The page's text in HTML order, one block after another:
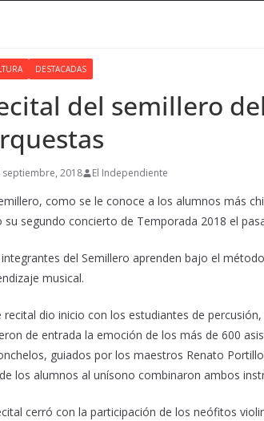
DESTACADAS
del semillero
septiembre, 2018 El Independiente
como se le conoce a los alumnos más
su segundo concierto de Temporada 2018 el
del Semillero aprenden bajo el
musical.
recital dio inicio con los estudiantes de
de entrada la emoción de los más de 600
guiados por los maestros Renato
los alumnos al unísono combinaron ambos
cerró con la participación de los neófitos